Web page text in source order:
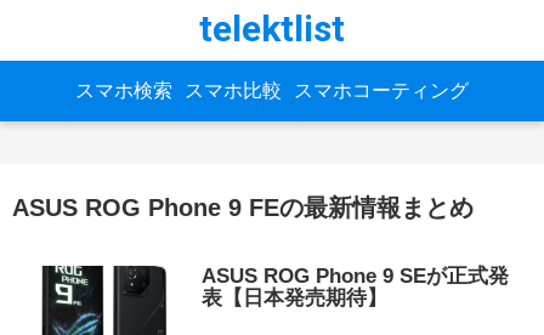
telektlist
スマホ検索 スマホ比較 スマホコーティング
ASUS ROG Phone 9 FEの最新情報まとめ
ASUS ROG Phone 9 SEが正式発
表【日本発売期待】